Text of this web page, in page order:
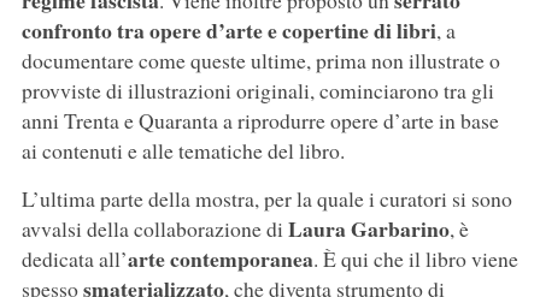
confronto tra opere d’arte e copertine di libri, a
documentare come queste ultime, prima non illustrate o
provviste di illustrazioni originali, cominciarono tra gli
anni Trenta e Quaranta a riprodurre opere d’arte in base
ai contenuti e alle tematiche del libro.
L’ultima parte della mostra, per la quale i curatori si sono
avvalsi della collaborazione di Laura Garbarino, è
dedicata all’arte contemporanea. È qui che il libro viene
spessosmaterializzato, che diventa strumento di